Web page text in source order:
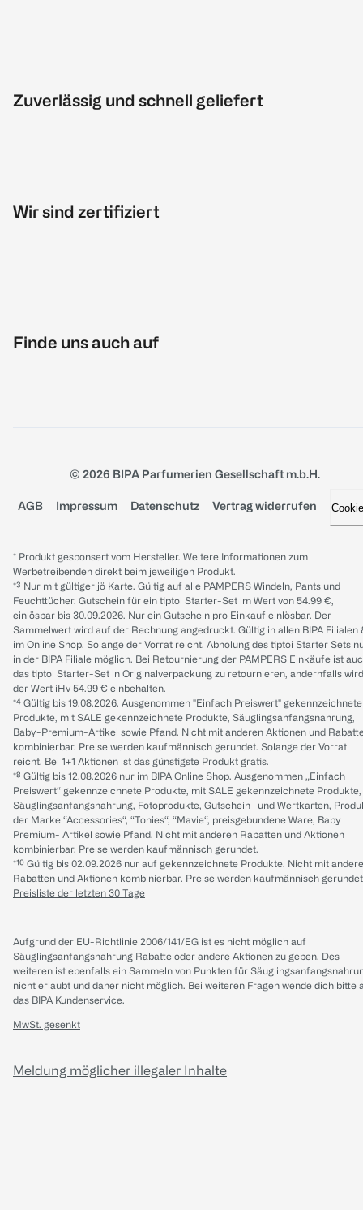
Zuverlässig und schnell geliefert
Wir sind zertifiziert
Finde uns auch auf
© 2026 BIPA Parfumerien Gesellschaft m.b.H.
AGB Impressum Datenschutz Vertrag widerrufen
* Produkt gesponsert vom Hersteller. Weitere Informationen zum
Werbetreibenden direkt beim jeweiligen Produkt.
*³ Nur mit gültiger jö Karte. Gültig auf alle PAMPERS Windeln, Pants und
Feuchttücher. Gutschein für ein tiptoi Starter-Set im Wert von 54.99 €,
einlösbar bis 30.09.2026. Nur ein Gutschein pro Einkauf einlösbar. Der
Sammelwert wird auf der Rechnung angedruckt. Gültig in allen BIPA Filialen
im Online Shop. Solange der Vorrat reicht. Abholung des tiptoi Starter Sets
in der BIPA Filiale möglich. Bei Retournierung der PAMPERS Einkäufe ist
das tiptoi Starter-Set in Originalverpackung zu retournieren, andernfalls wird
der Wert iHv 54.99 € einbehalten.
*⁴ Gültig bis 19.08.2026. Ausgenommen "Einfach Preiswert" gekennzeichnete
Produkte, mit SALE gekennzeichnete Produkte, Säuglingsanfangsnahrung,
Baby-Premium-Artikel sowie Pfand. Nicht mit anderen Aktionen und
kombinierbar. Preise werden kaufmännisch gerundet. Solange der Vorrat
reicht. Bei 1+1 Aktionen ist das günstigste Produkt gratis.
*⁸ Gültig bis 12.08.2026 nur im BIPA Online Shop. Ausgenommen „Einfach
Preiswert“ gekennzeichnete Produkte, mit SALE gekennzeichnete Produkte,
Säuglingsanfangsnahrung, Fotoprodukte, Gutschein- und Wertkarten,
der Marke “Accessories“, “Tonies“, “Mavie“, preisgebundene Ware, Baby
Premium- Artikel sowie Pfand. Nicht mit anderen Rabatten und Aktionen
kombinierbar. Preise werden kaufmännisch gerundet.
*¹⁰ Gültig bis 02.09.2026 nur auf gekennzeichnete Produkte. Nicht mit
Rabatten und Aktionen kombinierbar. Preise werden kaufmännisch
Preisliste der letzten 30 Tage
Aufgrund der EU-Richtlinie 2006/141/EG ist es nicht möglich auf
Säuglingsanfangsnahrung Rabatte oder andere Aktionen zu geben. Des
weiteren ist ebenfalls ein Sammeln von Punkten für
nicht erlaubt und daher nicht möglich. Bei weiteren Fragen wende dich bitte
das BIPA Kundenservice.
MwSt. gesenkt
Meldung möglicher illegaler Inhalte